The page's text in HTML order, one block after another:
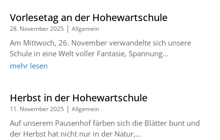
Vorlesetag an der Hohewartschule
28. November 2025 | Allgemein
Am Mittwoch, 26. November verwandelte sich unsere
Schule in eine Welt voller Fantasie, Spannung...
mehr lesen
Herbst in der Hohewartschule
11. November 2025 | Allgemein
Auf unserem Pausenhof färben sich die Blätter bunt und
der Herbst hat nicht nur in der Natur,...